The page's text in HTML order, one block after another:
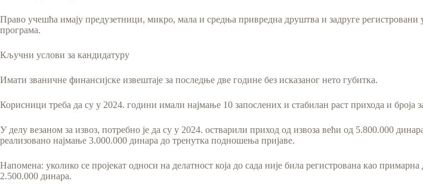
Право учешћа имају предузетници, микро, мала и средња привредна друштва и задруге
програма.
Кључни услови за кандидатуру
Имати званичне финансијске извештаје за последње две године без исказаног нето губитка.
Корисници треба да су у 2024. години имали најмање 10 запослених и стабилан раст прихода и броја
У делу везаном за извоз, потребно је да су у 2024. остварили приход од извоза већи од 5.800.000
реализовано најмање 3.000.000 динара до тренутка подношења пријаве.
Напомена: уколико се пројекат односи на делатност која до сада није била регистрована као
2.500.000 динара.